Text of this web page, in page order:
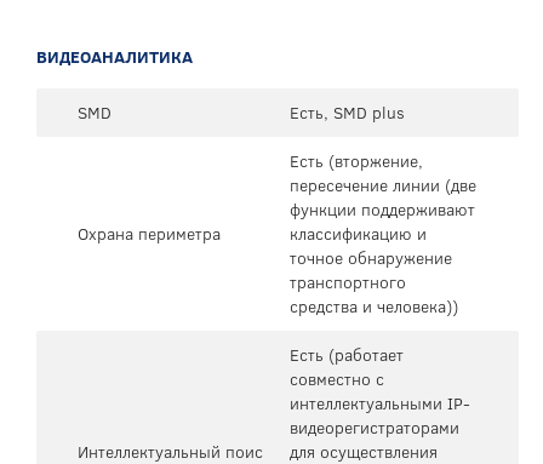
ВИДЕОАНАЛИТИКА
SMD Есть, SMD plus
Охрана периметра
Есть (вторжение,
пересечение линии (две
функции поддерживают
классификацию и
точное обнаружение
транспортного
средства и человека))
Интеллектуальный поис
Есть (работает
совместно с
интеллектуальными IP-
видеорегистраторами
для осуществления